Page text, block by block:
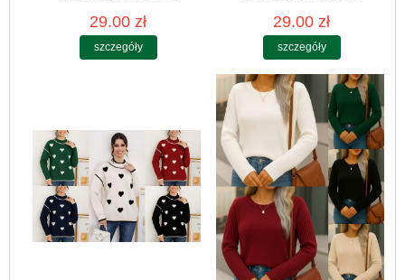
29.00 zł
szczegóły
29.00 zł
szczegóły